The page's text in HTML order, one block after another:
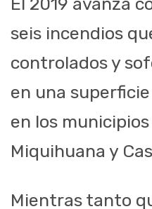
El 2019 avanza
seis incendios
controlados y
en una
en los municipios
Miquihuana y
Mientras tanto